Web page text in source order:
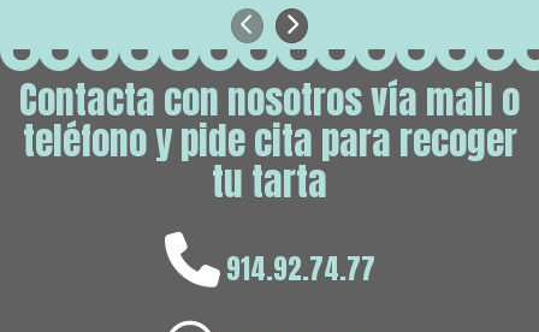
AnteriorSiguiente
Contacta con nosotros vía mail o
teléfono y pide cita para recoger
tu tarta
914.92.74.77